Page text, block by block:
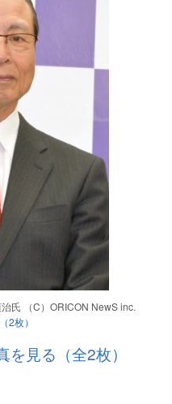
氏 （C）ORICON NewS inc.
2枚）
を見る（全2枚）